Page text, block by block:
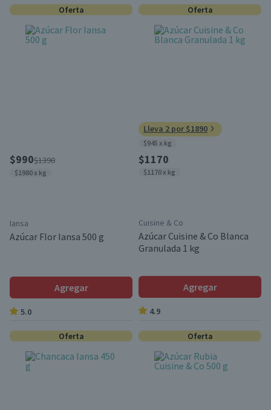
Oferta
$990$1390
$1980 x kg
Iansa
Azúcar Flor Iansa 500 g
Agregar
5.0
Oferta
Lleva 2 por $1890
$945 x kg
$1170
$1170 x kg
Cuisine & Co
Azúcar Cuisine & Co Blanca
Granulada 1 kg
Agregar
4.9
Oferta Oferta